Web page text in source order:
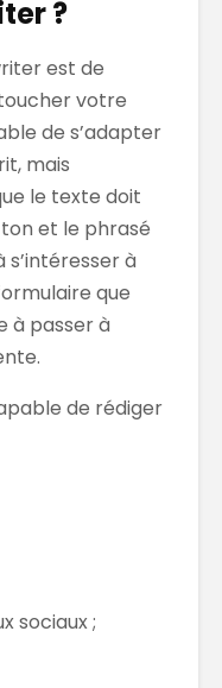
?
est de
votre
de s’adapter
mais
le texte doit
et le phrasé
à
que
à passer à
de rédiger
sociaux ;